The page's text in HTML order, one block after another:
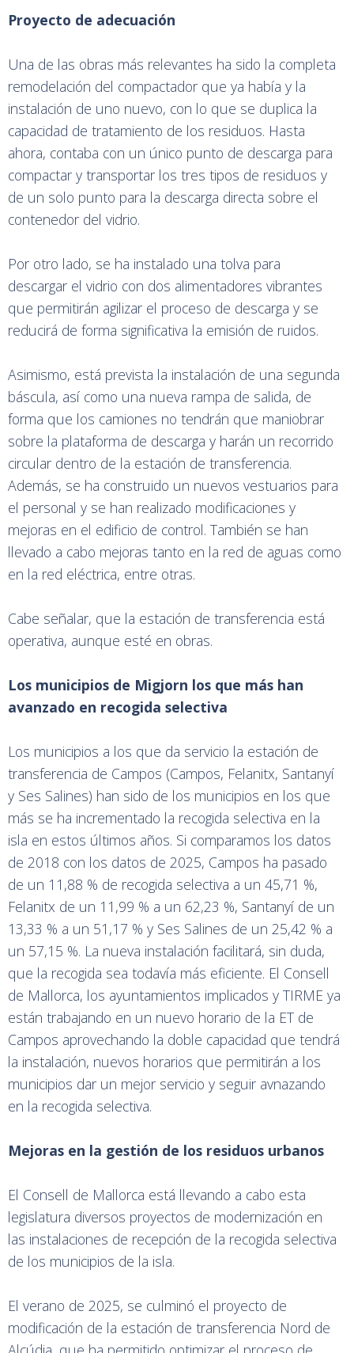
Proyecto de adecuación
Una de las obras más relevantes ha sido la completa
remodelación del compactador que ya había y la
instalación de uno nuevo, con lo que se duplica la
capacidad de tratamiento de los residuos. Hasta
ahora, contaba con un único punto de descarga para
compactar y transportar los tres tipos de residuos y
de un solo punto para la descarga directa sobre el
contenedor del vidrio.
Por otro lado, se ha instalado una tolva para
descargar el vidrio con dos alimentadores vibrantes
que permitirán agilizar el proceso de descarga y se
reducirá de forma significativa la emisión de ruidos.
Asimismo, está prevista la instalación de una segunda
báscula, así como una nueva rampa de salida, de
forma que los camiones no tendrán que maniobrar
sobre la plataforma de descarga y harán un recorrido
circular dentro de la estación de transferencia.
Además, se ha construido un nuevos vestuarios para
el personal y se han realizado modificaciones y
mejoras en el edificio de control. También se han
llevado a cabo mejoras tanto en la red de aguas como
en la red eléctrica, entre otras.
Cabe señalar, que la estación de transferencia está
operativa, aunque esté en obras.
Los municipios de Migjorn los que más han
avanzado en recogida selectiva
Los municipios a los que da servicio la estación de
transferencia de Campos (Campos, Felanitx, Santanyí
y Ses Salines) han sido de los municipios en los que
más se ha incrementado la recogida selectiva en la
isla en estos últimos años. Si comparamos los datos
de 2018 con los datos de 2025, Campos ha pasado
de un 11,88 % de recogida selectiva a un 45,71 %,
Felanitx de un 11,99 % a un 62,23 %, Santanyí de un
13,33 % a un 51,17 % y Ses Salines de un 25,42 % a
un 57,15 %. La nueva instalación facilitará, sin duda,
que la recogida sea todavía más eficiente. El Consell
de Mallorca, los ayuntamientos implicados y TIRME ya
están trabajando en un nuevo horario de la ET de
Campos aprovechando la doble capacidad que tendrá
la instalación, nuevos horarios que permitirán a los
municipios dar un mejor servicio y seguir avnazando
en la recogida selectiva.
Mejoras en la gestión de los residuos urbanos
El Consell de Mallorca está llevando a cabo esta
legislatura diversos proyectos de modernización en
las instalaciones de recepción de la recogida selectiva
de los municipios de la isla.
El verano de 2025, se culminó el proyecto de
modificación de la estación de transferencia Nord de